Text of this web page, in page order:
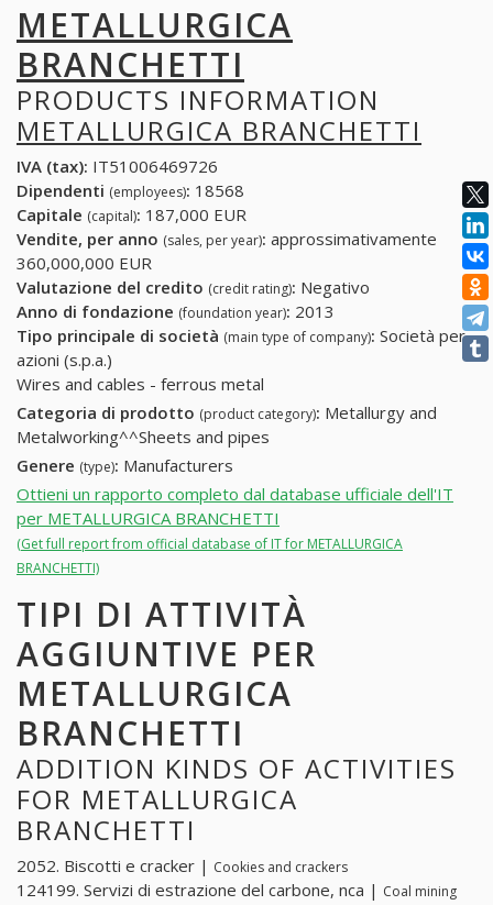
METALLURGICA
BRANCHETTI
PRODUCTS INFORMATION
METALLURGICA BRANCHETTI
IVA (tax): IT51006469726
Dipendenti (employees): 18568
Capitale (capital): 187,000 EUR
Vendite, per anno (sales, per year): approssimativamente
360,000,000 EUR
Valutazione del credito (credit rating): Negativo
Anno di fondazione (foundation year): 2013
Tipo principale di società (main type of company): Società per
azioni (s.p.a.)
Wires and cables - ferrous metal
Categoria di prodotto (product category): Metallurgy and
Metalworking^^Sheets and pipes
Genere (type): Manufacturers
Ottieni un rapporto completo dal database ufficiale dell'IT
per METALLURGICA BRANCHETTI
(Get full report from official database of IT for METALLURGICA
BRANCHETTI)
TIPI DI ATTIVITÀ
AGGIUNTIVE PER
METALLURGICA
BRANCHETTI
ADDITION KINDS OF ACTIVITIES
FOR METALLURGICA
BRANCHETTI
2052. Biscotti e cracker | Cookies and crackers
124199. Servizi di estrazione del carbone, nca | Coal mining